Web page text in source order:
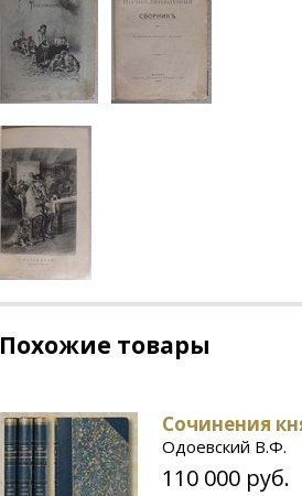
Похожие товары
Сочинения
Одоевский В.Ф.
110 000 руб.